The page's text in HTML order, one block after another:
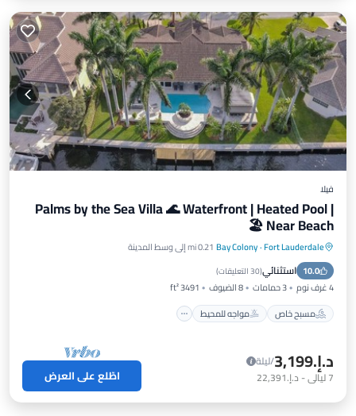
فيلا
Palms by the Sea Villa 🌊 Waterfront | Heated Pool |
Near Beach 🏖️
Fort Lauderdale
·
Bay Colony 0.21 mi إلى وسط المدينة
10.0 استثنائي(30 التعليقات )
4 غرف نوم 3 حمامات 8 الضيوف
3491 ft²
مسبح خاص
مواجه للمحيط
مسبح خاص مواجه للمحيط
موقف سيارات
مسبح
د.إ.‏3,199
/ليلة
7ليالي- د.إ.‏22,391 اطّلع على العرض